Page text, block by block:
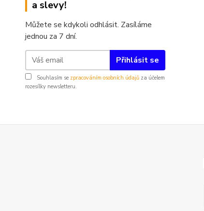
a slevy!
Můžete se kdykoli odhlásit. Zasíláme
jednou za 7 dní.
Přihlásit se
Souhlasím se zpracováním osobních údajů za účelem
rozesílky newsletteru.